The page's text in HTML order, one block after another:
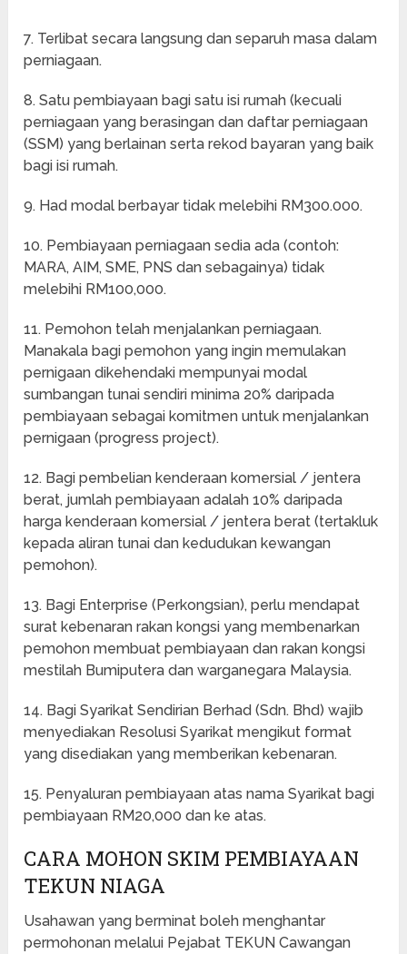
7. Terlibat secara langsung dan separuh masa dalam
perniagaan.
8. Satu pembiayaan bagi satu isi rumah (kecuali
perniagaan yang berasingan dan daftar perniagaan
(SSM) yang berlainan serta rekod bayaran yang baik
bagi isi rumah.
9. Had modal berbayar tidak melebihi RM300.000.
10. Pembiayaan perniagaan sedia ada (contoh:
MARA, AIM, SME, PNS dan sebagainya) tidak
melebihi RM100,000.
11. Pemohon telah menjalankan perniagaan.
Manakala bagi pemohon yang ingin memulakan
pernigaan dikehendaki mempunyai modal
sumbangan tunai sendiri minima 20% daripada
pembiayaan sebagai komitmen untuk menjalankan
pernigaan (progress project).
12. Bagi pembelian kenderaan komersial / jentera
berat, jumlah pembiayaan adalah 10% daripada
harga kenderaan komersial / jentera berat (tertakluk
kepada aliran tunai dan kedudukan kewangan
pemohon).
13. Bagi Enterprise (Perkongsian), perlu mendapat
surat kebenaran rakan kongsi yang membenarkan
pemohon membuat pembiayaan dan rakan kongsi
mestilah Bumiputera dan warganegara Malaysia.
14. Bagi Syarikat Sendirian Berhad (Sdn. Bhd) wajib
menyediakan Resolusi Syarikat mengikut format
yang disediakan yang memberikan kebenaran.
15. Penyaluran pembiayaan atas nama Syarikat bagi
pembiayaan RM20,000 dan ke atas.
CARA MOHON SKIM PEMBIAYAAN
TEKUN NIAGA
Usahawan yang berminat boleh menghantar
permohonan melalui Pejabat TEKUN Cawangan